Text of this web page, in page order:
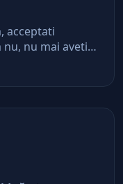
acceptati
nu mai aveti